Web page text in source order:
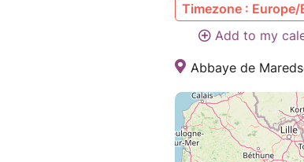
Timezone : Europe/
Add to my
Abbaye de